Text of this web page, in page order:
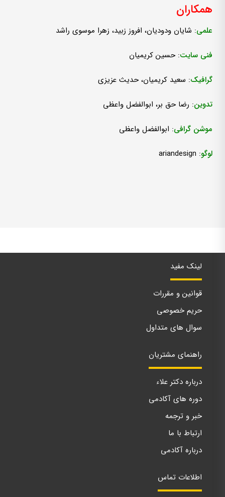
همكاران
علمی: شایان ودودیان، افروز زبید، زهرا موسوی راشد
فنی سایت: حسین کریمیان
گرافیک: سعید کریمیان، حدیث عزیزی
تدوین: رضا حق­ بر، ابوالفضل واعظی
موشن­ گرافی: ابوالفضل واعظی
لوگو: ariandesign
لینک مفید
قوانین و مقررات
حریم خصوصی
سوال های متداول
راهنمای مشتریان
درباره دکتر علاء
دوره های آکادمی
خبر و ترجمه
ارتباط با ما
درباره آکادمی
اطلاعات تماس